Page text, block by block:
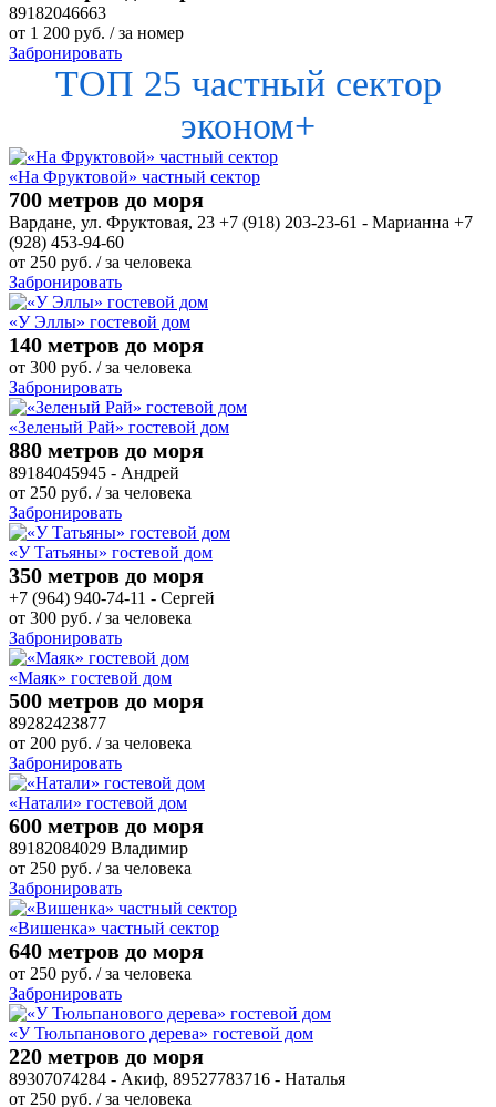
89182046663
от 1 200 руб. / за номер
Забронировать
ТОП 25 частный сектор
эконом+
«На Фруктовой» частный сектор
700 метров до моря
Вардане, ул. Фруктовая, 23 +7 (918) 203-23-61 - Марианна +7
(928) 453-94-60
от 250 руб. / за человека
Забронировать
«У Эллы» гостевой дом
140 метров до моря
от 300 руб. / за человека
Забронировать
«Зеленый Рай» гостевой дом
880 метров до моря
89184045945 - Андрей
от 250 руб. / за человека
Забронировать
«У Татьяны» гостевой дом
350 метров до моря
+7 (964) 940-74-11 - Сергей
от 300 руб. / за человека
Забронировать
«Маяк» гостевой дом
500 метров до моря
89282423877
от 200 руб. / за человека
Забронировать
«Натали» гостевой дом
600 метров до моря
89182084029 Владимир
от 250 руб. / за человека
Забронировать
«Вишенка» частный сектор
640 метров до моря
от 250 руб. / за человека
Забронировать
«У Тюльпанового дерева» гостевой дом
220 метров до моря
89307074284 - Акиф, 89527783716 - Наталья
от 250 руб. / за человека